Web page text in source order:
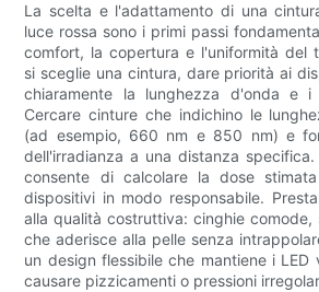
La scelta e l'adattamento di una
luce rossa sono i primi passi
comfort, la copertura e l'uniformità del
si sceglie una cintura, dare priorità ai
chiaramente la lunghezza d'onda e i
Cercare cinture che indichino le
(ad esempio, 660 nm e 850 nm) e
dell'irradianza a una distanza
consente di calcolare la dose
dispositivi in ​​modo responsabile.
alla qualità costruttiva: cinghie
che aderisce alla pelle senza
un design flessibile che mantiene i LED
causare pizzicamenti o pressioni